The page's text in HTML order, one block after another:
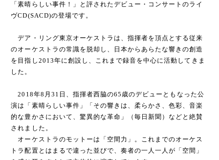
「素晴らしい事件！」と評されたデビュー・コンサートのライ
ヴCD(SACD)の登場です。
デア・リング東京オーケストラは、指揮者を頂点とする従来
のオーケストラの常識を脱却し、日本からあらたな響きの創造
を目指し2013年に創設し、これまで録音を中心に活動してきま
した。
2018年8月31日、指揮者西脇の65歳のデビューともなった公
演は「素晴らしい事件」「その響きは、柔らかさ、色彩、音楽
的な豊かさにおいて、驚異的な革命」（毎日新聞）などと絶賛
されました。
オーケストラのモットーは「空間力」。これまでのオーケス
トラ配置とはまるで違った並びで、奏者の一人一人が「空間」